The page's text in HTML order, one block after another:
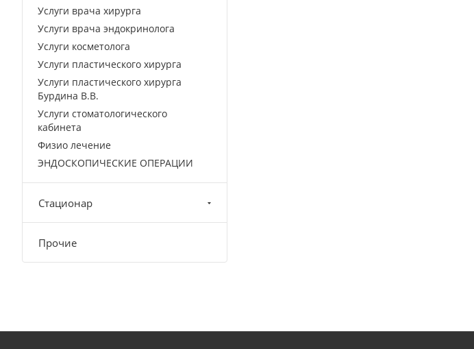
Услуги врача хирурга
Услуги врача эндокринолога
Услуги косметолога
Услуги пластического хирурга
Услуги пластического хирурга
Бурдина В.В.
Услуги стоматологического
кабинета
Физио лечение
ЭНДОСКОПИЧЕСКИЕ ОПЕРАЦИИ
Стационар
Прочие